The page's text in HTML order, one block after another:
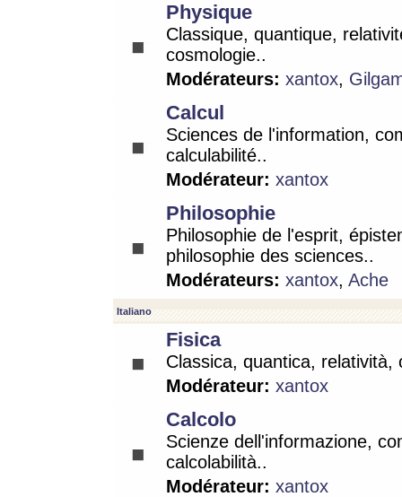
Physique
Classique, quantique,
cosmologie..
Modérateurs: xantox,
Calcul
Sciences de l'information,
calculabilité..
Modérateur: xantox
Philosophie
Philosophie de l'esprit,
philosophie des sciences..
Modérateurs: xantox, Ache
Italiano
Fisica
Classica, quantica, relatività,
Modérateur: xantox
Calcolo
Scienze dell'informazione,
calcolabilità..
Modérateur: xantox